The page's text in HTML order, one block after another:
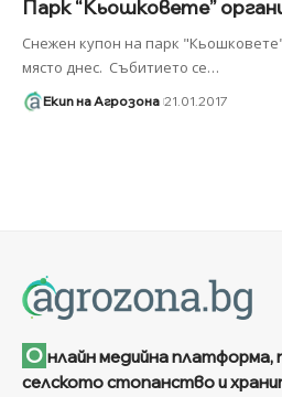
Парк “Кьошковете”
Снежен купон на парк
място днес. Събитието се…
Екип на Агрозона 21.01.2017
О нлайн медийна платформа,
селското стопанство и